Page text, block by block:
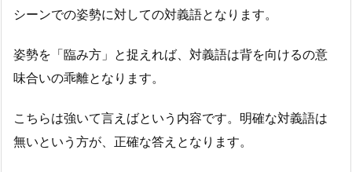
シーンでの姿勢に対しての対義語となります。
姿勢を「臨み方」と捉えれば、対義語は背を向けるの意
味合いの乖離となります。
こちらは強いて言えばという内容です。明確な対義語は
無いという方が、正確な答えとなります。